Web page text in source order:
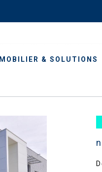
MOBILIER & SOLUTIONS